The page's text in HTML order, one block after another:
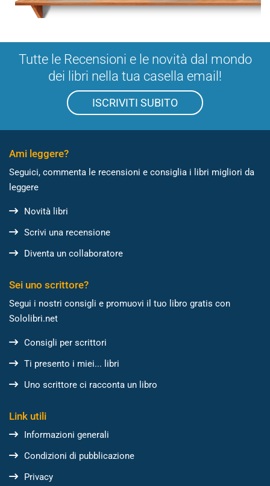
Tutte le Recensioni e le novità dal mondo
dei libri nella tua casella email!
ISCRIVITI SUBITO
Ami leggere?
Seguici, commenta le recensioni e consiglia i libri migliori da
leggere
Novità libri
Scrivi una recensione
Diventa un collaboratore
Sei uno scrittore?
Segui i nostri consigli e promuovi il tuo libro gratis con
Sololibri.net
Consigli per scrittori
Ti presento i miei... libri
Uno scrittore ci racconta un libro
Link utili
Informazioni generali
Condizioni di pubblicazione
Privacy